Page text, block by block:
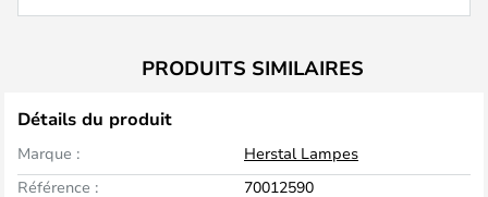
PRODUITS SIMILAIRES
Détails du produit
Marque :
Herstal Lampes
Référence :
70012590